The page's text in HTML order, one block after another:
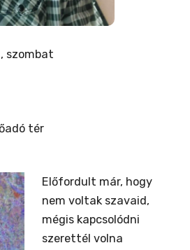
szombat
tér
Előfordult már, hogy
nem voltak szavaid,
mégis kapcsolódni
szerettél volna